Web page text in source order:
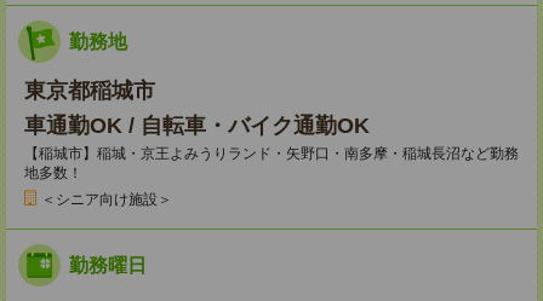
勤務地
東京都稲城市
車通勤OK / 自転車・バイク通勤OK
【稲城市】稲城・京王よみうりランド・矢野口・南多摩・稲城長沼など勤務
地多数！
＜シニア向け施設＞
勤務曜日